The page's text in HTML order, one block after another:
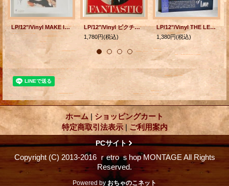
LP/12"/Vinyl MAKE IT BIG メイク・イット・ビッグ WHAM! ワム！ (1984) Epic シュリンク、帯、歌詞カード＆ライナー付
LP/12"/Vinyl ピクチャーレコード FANTASTIC ファンタスティック WHAM! ワム！ (1983) Epic 帯なし/歌詞カード＆ライナー付
1,780円(税込)
LP/12"/Vinyl THE LEXICON OF LOVE ルック・オブ・ラブ ABC (1982) mercury ‎帯、ライナー ‎
1,380円(税込)
ホーム | ショッピングカート
特定商取引法表示 | ご利用案内
PCサイト
Copyright (C) 2013-2016 ｒetro ｓhop MONTAGE All Rights
Reserved.
Powered by おちゃのこネット